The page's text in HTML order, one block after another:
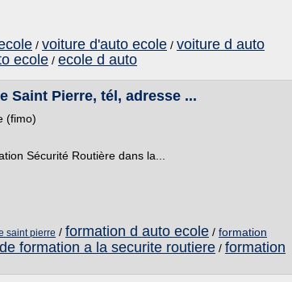
/ voiture d'auto ecole / voiture d auto
ecole / ecole d auto
Saint Pierre, tél, adresse ...
(fimo)
Sécurité Routière dans la...
saint pierre / formation d auto ecole / formation
formation a la securite routiere / formation